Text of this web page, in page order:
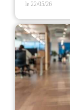
le 22/05/26